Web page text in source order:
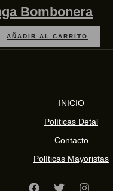
Bombonera
AÑADIR AL CARRITO
INICIO
Políticas Detal
Contacto
Políticas Mayoristas